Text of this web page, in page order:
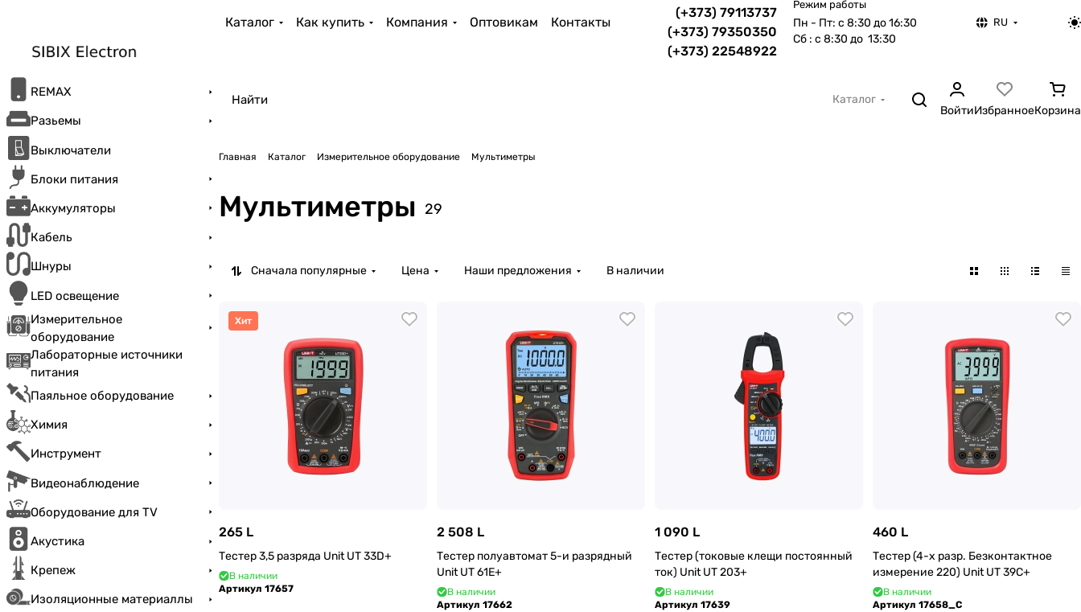
Каталог Как купить Компания Оптовикам Контакты
(+373) 79113737
(+373) 79350350
(+373) 22548922
Режим работы
Пн - Пт: с 8:30 до 16:30
Сб : с 8:30 до 13:30
RU
Каталог
ВойтиИзбранноеКорзина
Главная Каталог Измерительное оборудование Мультиметры
Мультиметры 29
Сначала популярные Цена Наши предложения В наличии
Хит
265 L
Тестер 3,5 разряда Unit UT 33D+
В наличии
Артикул 17657
2 508 L
Тестер полуавтомат 5-и разрядный
Unit UT 61E+
В наличии
Артикул 17662
1 090 L
Тестер (токовые клещи постоянный
ток) Unit UT 203+
В наличии
Артикул 17639
460 L
Тестер (4-х разр. Безконтактное
измерение 220) Unit UT 39С+
В наличии
Артикул 17658_C
REMAX
Разьемы
Выключатели
Блоки питания
Аккумуляторы
Кабель
Шнуры
LED освещение
Измерительное
оборудование
Лабораторные источники
питания
Паяльное оборудование
Химия
Инструмент
Видеонаблюдение
Оборудование для TV
Акустика
Крепеж
Изоляционные материаллы